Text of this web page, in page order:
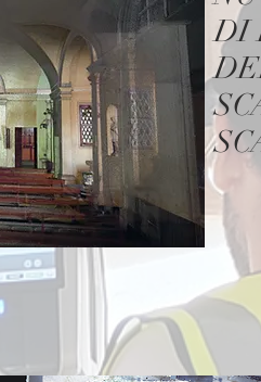
DI